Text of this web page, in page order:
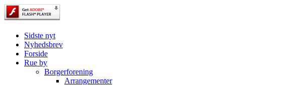
Sidste nyt
Nyhedsbrev
Forside
Rue by
Borgerforening
Arrangementer